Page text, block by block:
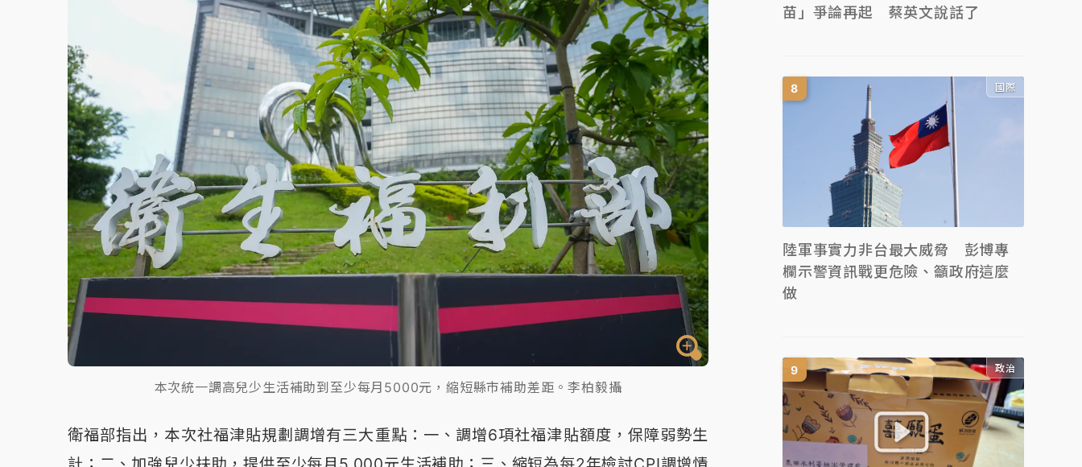
本次統一調高兒少生活補助到至少每月5000元，縮短縣市補助差距。李柏毅攝
衛福部指出，本次社福津貼規劃調增有三大重點：一、調增6項社福津貼額度，保障弱勢生
苗」爭論再起 蔡英文說話了
國際
陸軍事實力非台最大威脅 彭博專
欄示警資訊戰更危險、籲政府這麼
做
政治